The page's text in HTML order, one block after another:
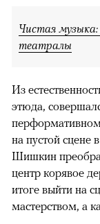
Чистая
театралы
Из
этюда,
на пустой сцене
Шишкин
центр корявое
итоге выйти на
мастерством, а